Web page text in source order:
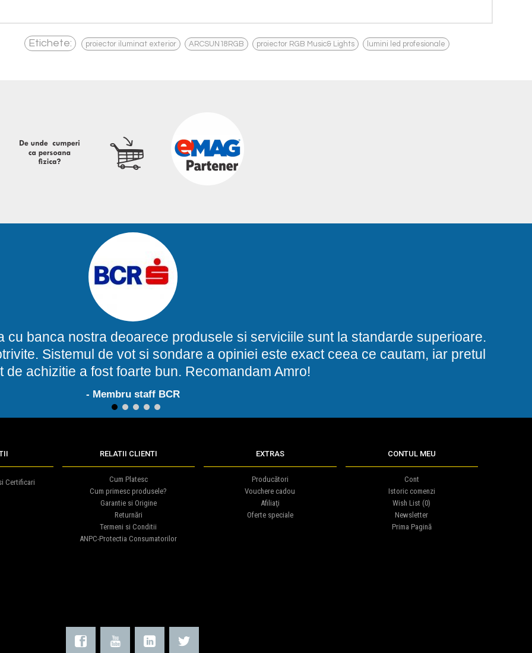
Etichete: proiector iluminat exterior ARCSUN18RGB proiector RGB Music& Lights lumini led profesionale
cu banca nostra deoarece produsele si serviciile sunt la standarde superioare.
Sistemul de vot si sondare a opiniei este exact ceea ce cautam, iar pretul
de achizitie a fost foarte bun. Recomandam Amro!
- Membru staff BCR
1 2 3 4 5
Certificari
RELATII CLIENTI
Cum Platesc
Cum primesc produsele?
Garantie si Origine
Returnări
Termeni si Conditii
ANPC-Protectia Consumatorilor
EXTRAS
Producători
Vouchere cadou
Afiliaţi
Oferte speciale
CONTUL MEU
Cont
Istoric comenzi
Wish List (0)
Newsletter
Prima Pagină